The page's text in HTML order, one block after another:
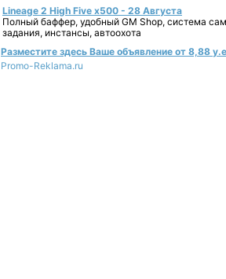
Lineage 2 High Five x500 - 28 Августа
Полный баффер, удобный GM Shop, система
задания, инстансы, автоохота
Разместите здесь Ваше объявление от 8,88
Promo-Reklama.ru